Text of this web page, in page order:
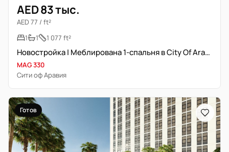
AED 83 тыс.
AED 77 / ft²
1
1 1 077 ft²
Новостройка | Меблирована 1-спальня в City Of Arabia
MAG 330
Сити оф Аравия
Готов